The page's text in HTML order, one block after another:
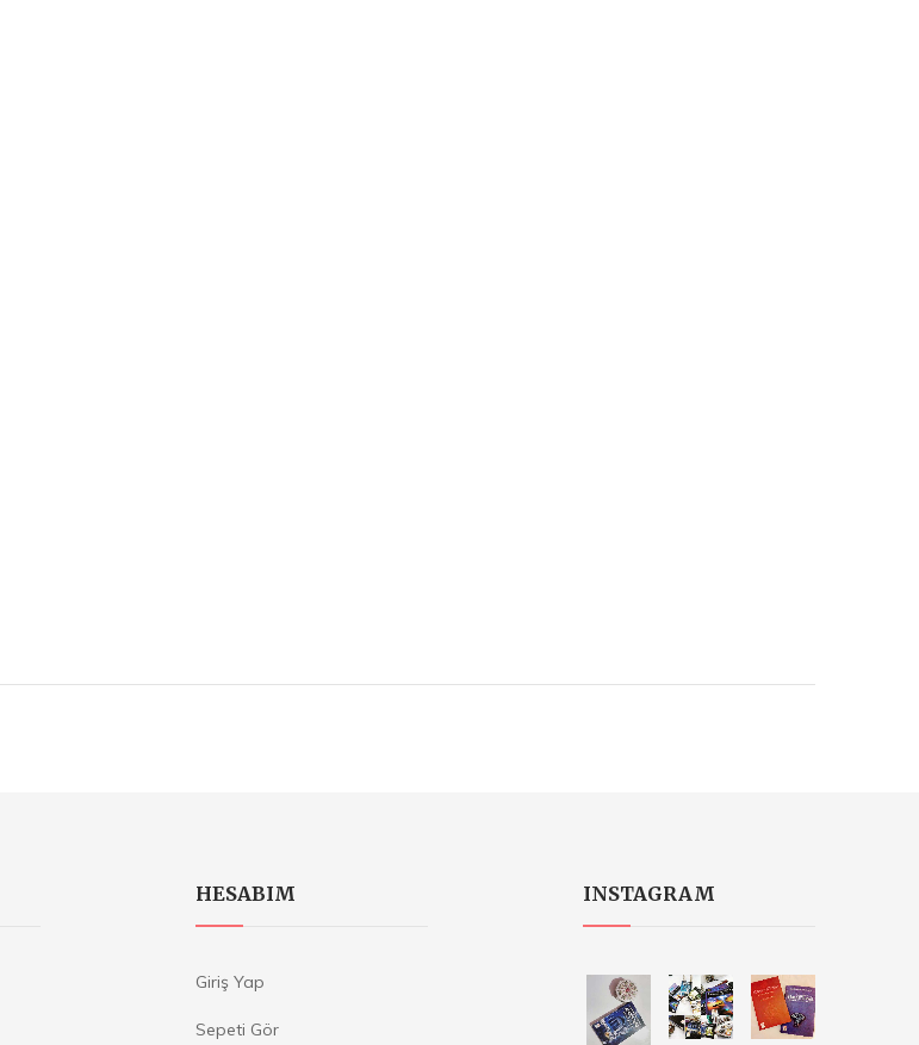
HESABIM
Giriş Yap
Sepeti Gör
INSTAGRAM